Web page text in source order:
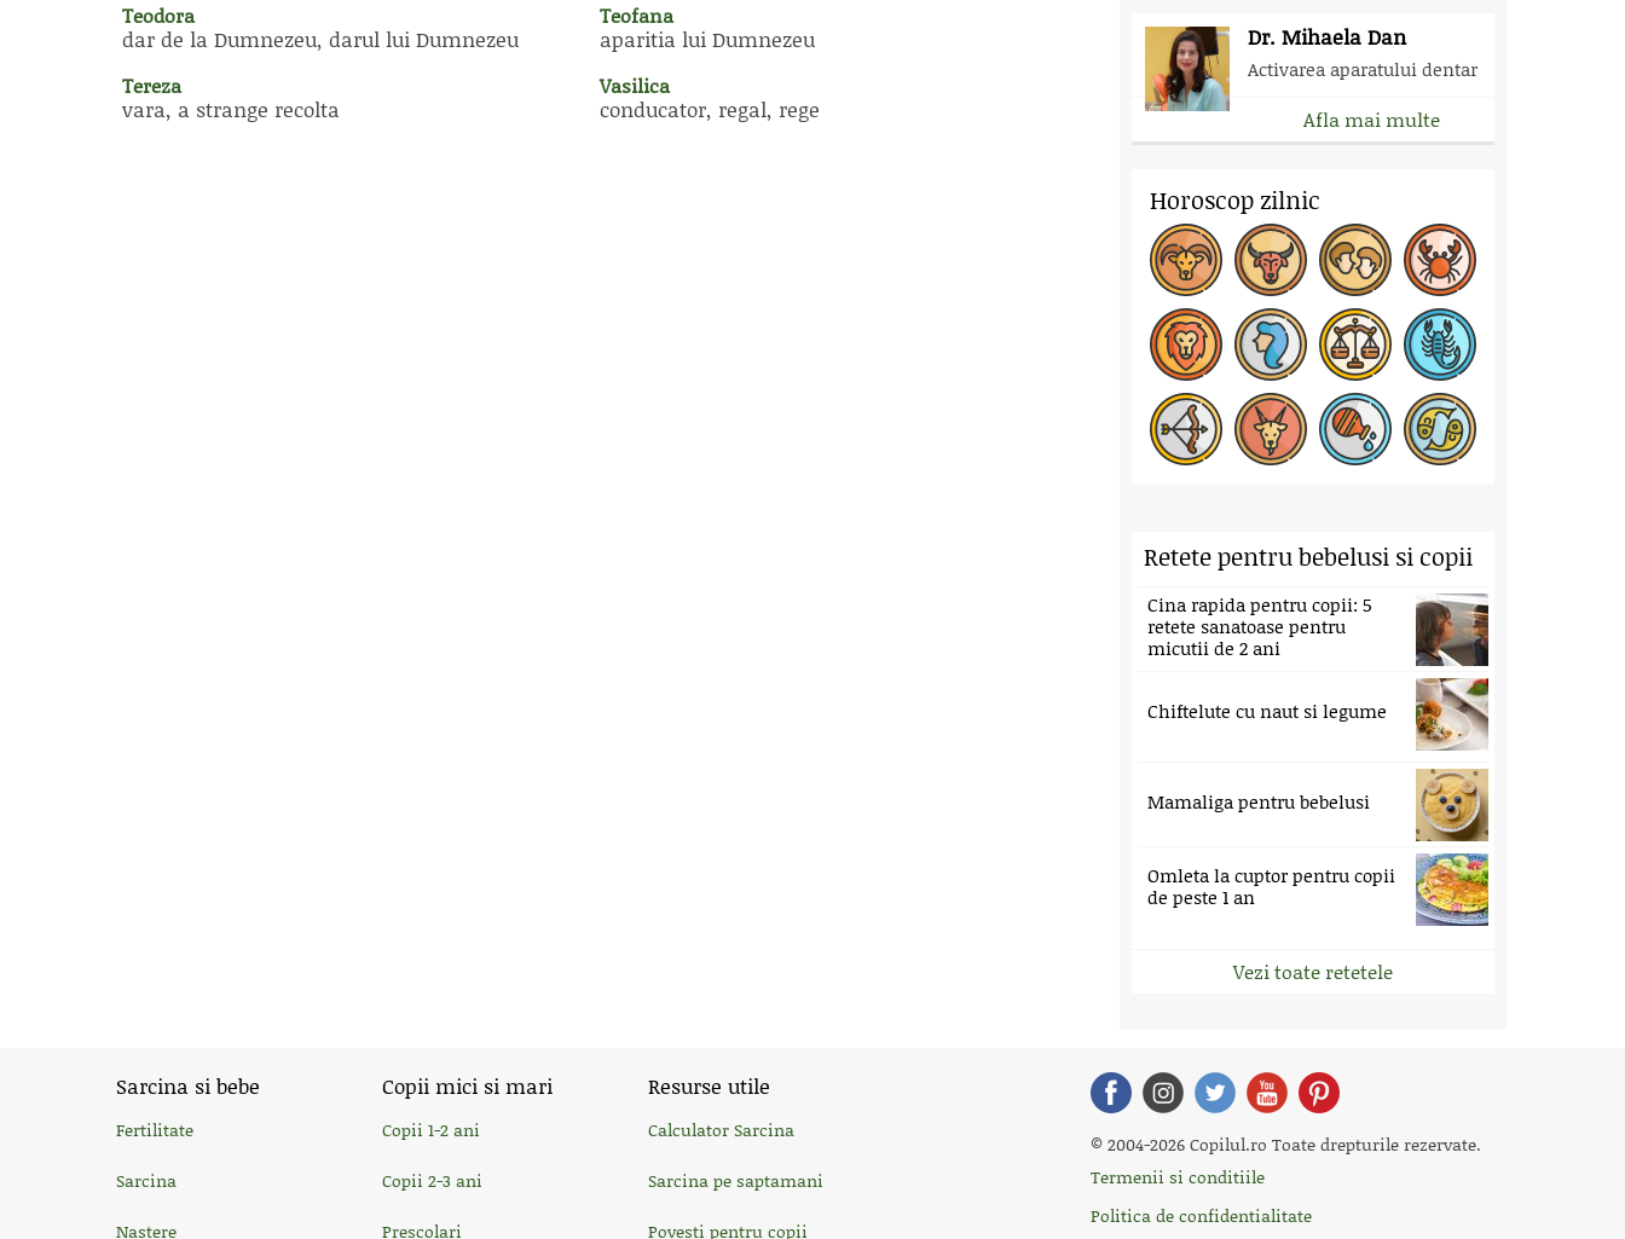
Teodora
dar de la Dumnezeu, darul lui Dumnezeu
Teofana
aparitia lui Dumnezeu
Tereza
vara, a strange recolta
Vasilica
conducator, regal, rege
Dr. Mihaela Dan
Activarea aparatului dentar
Afla mai multe
Horoscop zilnic
Retete pentru bebelusi si copii
Cina rapida pentru copii: 5
retete sanatoase pentru
micutii de 2 ani
Chiftelute cu naut si legume
Mamaliga pentru bebelusi
Omleta la cuptor pentru copii
de peste 1 an
Vezi toate retetele
Sarcina si bebe
Fertilitate
Sarcina
Nastere
Copii mici si mari
Copii 1-2 ani
Copii 2-3 ani
Prescolari
Resurse utile
Calculator Sarcina
Sarcina pe saptamani
Povesti pentru copii
© 2004-2026 Copilul.ro Toate drepturile rezervate.
Termenii si conditiile
Politica de confidentialitate